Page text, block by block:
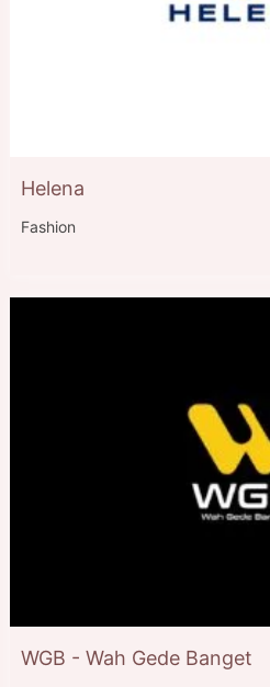
Helena
Fashion
WGB - Wah Gede Banget